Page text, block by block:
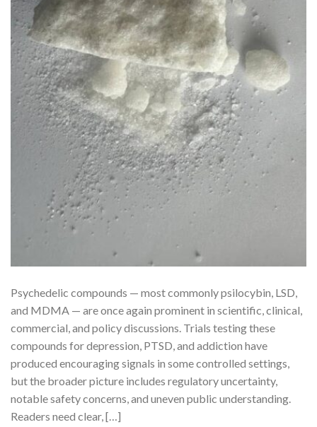
Psychedelic compounds — most commonly psilocybin, LSD,
and MDMA — are once again prominent in scientific, clinical,
commercial, and policy discussions. Trials testing these
compounds for depression, PTSD, and addiction have
produced encouraging signals in some controlled settings,
but the broader picture includes regulatory uncertainty,
notable safety concerns, and uneven public understanding.
Readers need clear, […]